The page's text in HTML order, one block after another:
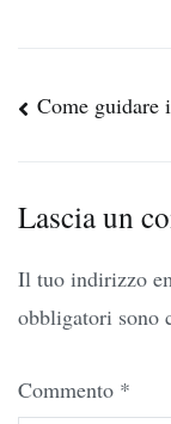
Come guidare
Lascia un
Il tuo indirizzo
obbligatori sono
Commento *